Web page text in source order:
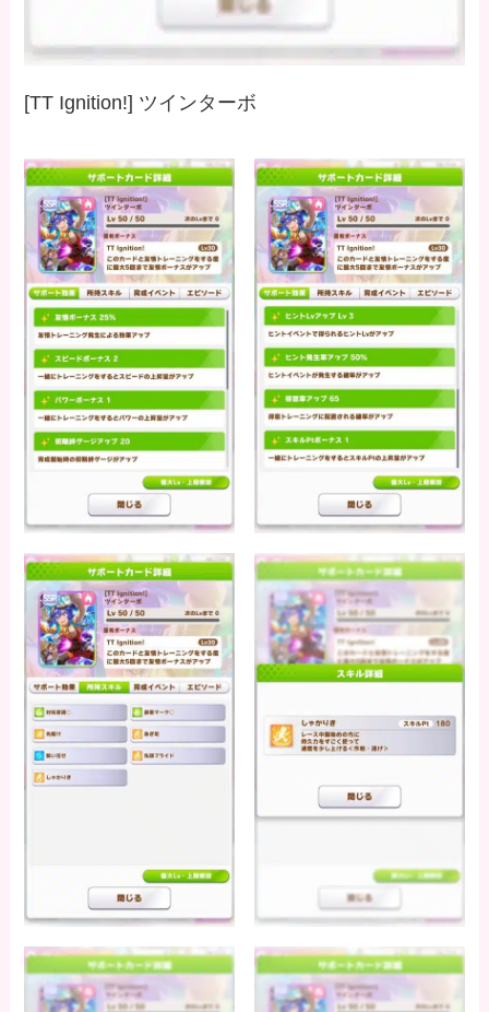
[TT Ignition!] ツインターボ